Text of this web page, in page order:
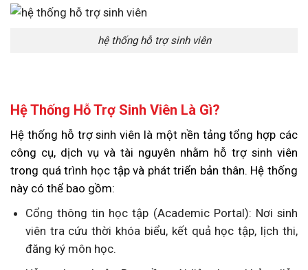
hệ thống hỗ trợ sinh viên
Hệ Thống Hỗ Trợ Sinh Viên Là Gì?
Hệ thống hỗ trợ sinh viên là một nền tảng tổng hợp các
công cụ, dịch vụ và tài nguyên nhằm hỗ trợ sinh viên
trong quá trình học tập và phát triển bản thân. Hệ thống
này có thể bao gồm:
Cổng thông tin học tập (Academic Portal): Nơi sinh
viên tra cứu thời khóa biểu, kết quả học tập, lịch thi,
đăng ký môn học.